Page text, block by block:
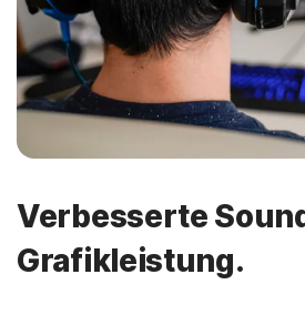
Verbesserte
Grafikleistung.